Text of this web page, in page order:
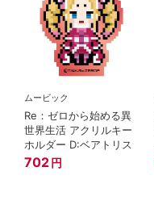
ムービック
Re：ゼロから始める異
世界生活 アクリルキー
ホルダー D:ベアトリス
702 円